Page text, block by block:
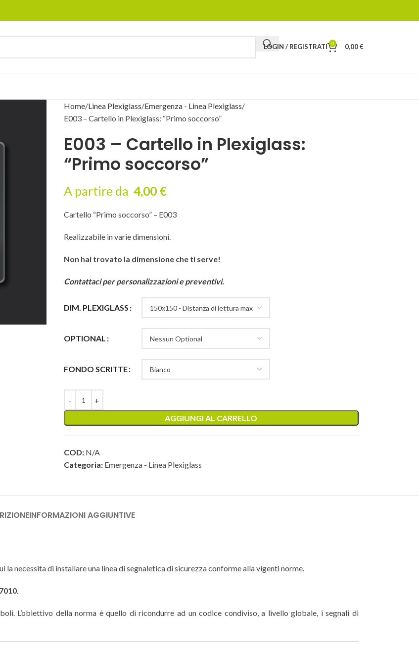
LOGIN / REGISTRATI 0 0,00€
Home Linea Plexiglass Emergenza - Linea Plexiglass
E003 – Cartello in Plexiglass: “Primo soccorso”
E003 – Cartello in Plexiglass:
“Primo soccorso”
A partire da 4,00€
Cartello “Primo soccorso” – E003
Realizzabile in varie dimensioni.
Non hai trovato la dimensione che ti serve!
Contattaci per personalizzazioni e preventivi.
DIM. PLEXIGLASS
OPTIONAL
FONDO SCRITTE
AGGIUNGI AL CARRELLO
COD: N/A
Categoria: Emergenza - Linea Plexiglass
INFORMAZIONI AGGIUNTIVE
necessita di installare una linea di segnaletica di sicurezza conforme alla vigenti norme.
.
L’obiettivo della norma è quello di ricondurre ad un codice condiviso, a livello globale, i segnali di